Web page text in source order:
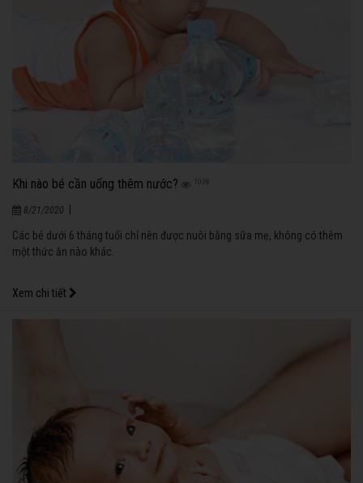
Khi nào bé cần uống thêm nước? 1038
8/21/2020 |
Các bé dưới 6 tháng tuổi chỉ nên được nuôi bằng sữa mẹ, không có thêm
một thức ăn nào khác.
Xem chi tiết